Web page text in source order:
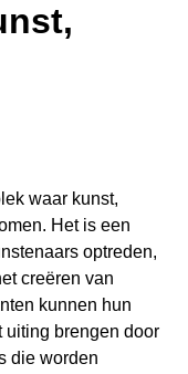
waar kunst,
Het is een
optreden,
creëren van
kunnen hun
brengen door
die worden